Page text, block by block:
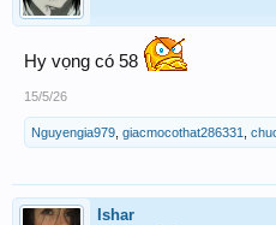
Hy vọng có 58
15/5/26
Nguyengia979 giacmocothat286331
Ishar